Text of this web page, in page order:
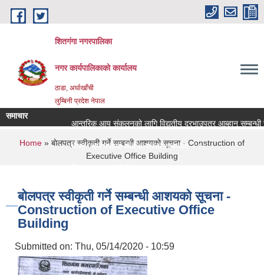
Skip to main content
शितगंगा नगरपालिका
नगर कार्यपालिकाकाे कार्यालय
ठाडा, अर्घाखाँची
लुम्बिनी प्रदेश नेपाल
समाचार
आन्तरिक आय संकलनको लागि विद्युतीय दरभाउपत्र आब्हान सम्बन्धी
रिक्त पदमा स्थायी शिक्षक सरुवा सम्बन्धमा ।।।
You are here
Home » बाेलपत्र स्वीकृती गर्ने सम्बन्धी आशयकाे सूचना - Construction of
Executive Office Building
बाेलपत्र स्वीकृती गर्ने सम्बन्धी आशयकाे सूचना -
Construction of Executive Office
Building
Submitted on: Thu, 05/14/2020 - 10:59